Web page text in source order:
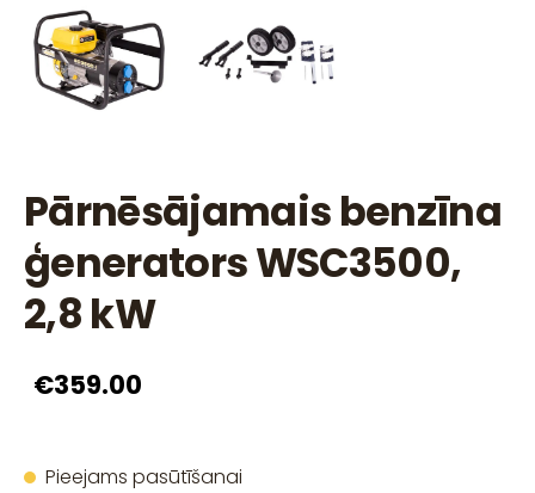
Pārnēsājamais benzīna
ģenerators WSC3500,
2,8 kW
€359.00
Pieejams pasūtīšanai